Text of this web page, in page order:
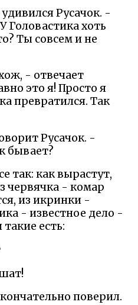
Русачок. -
Головастика хоть
Ты совсем и не
- отвечает
это я! Просто я
превратился. Так
Русачок. -
бывает?
так: как вырастут,
червячка - комар
из икринки -
- известное дело -
есть:
поверил.